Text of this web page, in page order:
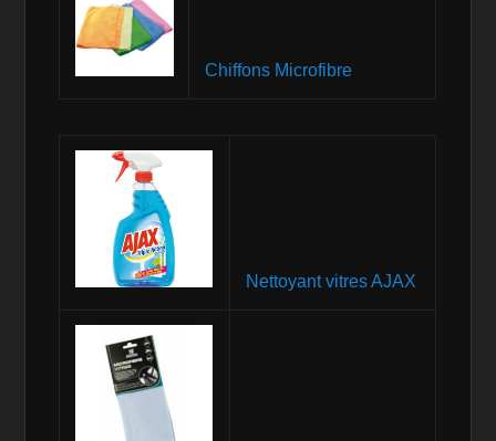
Chiffons Microfibre
Nettoyant vitres AJAX